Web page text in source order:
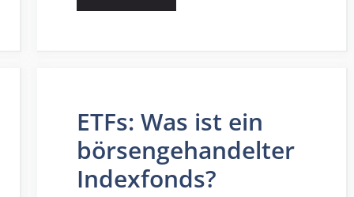
ETFs: Was ist ein
börsengehandelter
Indexfonds?